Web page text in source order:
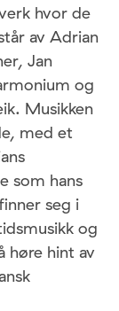
hvor de
av Adrian
Jan
og
Musikken
med et
som hans
seg i
og
høre hint av